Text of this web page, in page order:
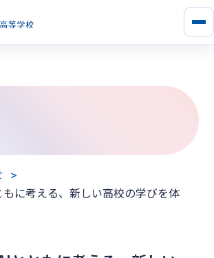
メ
ニ
く
もに考える、新しい高校の学びを体